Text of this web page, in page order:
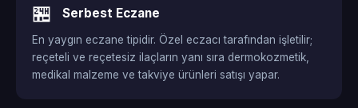
🏪 Serbest Eczane
En yaygın eczane tipidir. Özel eczacı tarafından işletilir;
reçeteli ve reçetesiz ilaçların yanı sıra dermokozmetik,
medikal malzeme ve takviye ürünleri satışı yapar.